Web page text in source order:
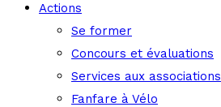
Actions
Se former
Concours et évaluations
Services aux associations
Fanfare à Vélo